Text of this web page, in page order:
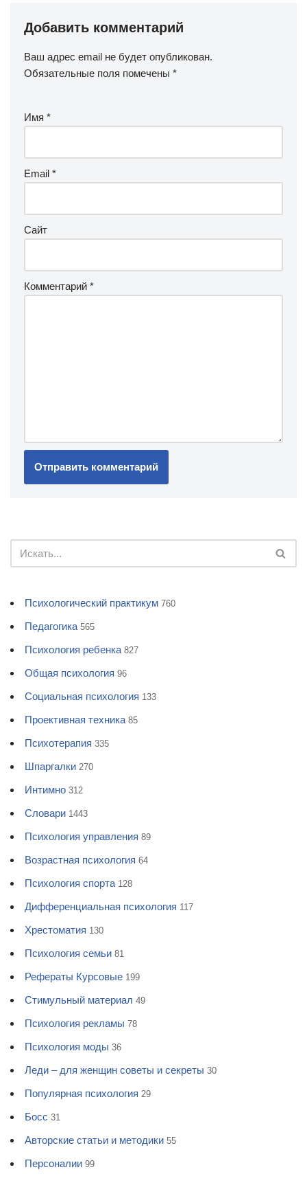
Добавить комментарий
Ваш адрес email не будет опубликован.
Обязательные поля помечены *
Имя *
Email *
Сайт
Комментарий *
Психологический практикум 760
Педагогика 565
Психология ребенка 827
Общая психология 96
Социальная психология 133
Проективная техника 85
Психотерапия 335
Шпаргалки 270
Интимно 312
Словари 1443
Психология управления 89
Возрастная психология 64
Психология спорта 128
Дифференциальная психология 117
Хрестоматия 130
Психология семьи 81
Рефераты Курсовые 199
Стимульный материал 49
Психология рекламы 78
Психология моды 36
Леди – для женщин советы и секреты 30
Популярная психология 29
Босс 31
Авторские статьи и методики 55
Персоналии 99